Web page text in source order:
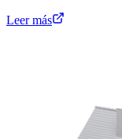
Leer más